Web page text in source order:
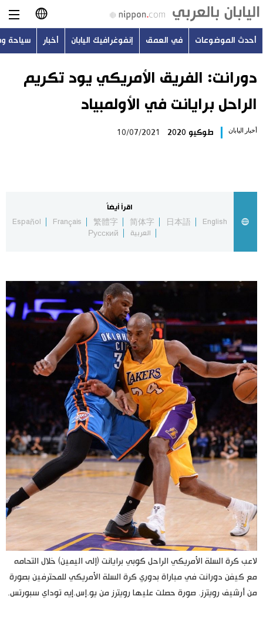
日本語
English
Русский
أحدث الموضوعات
اليابان في فيديو
مانغا وأنيمي
علوم وتكنولوجيا
الأقسام
أشخاص
سياسة
اقتصاد
مجتمع
اللغة اليابانية
موسوعة اليابان
هو وهي
المطبخ الياباني
تواصل معنا
أحدث الموضوعات في العمق إنفوغرافيك اليابان أخبار سياحة
دورانت: الفريق الأمريكي يود تكريم
الراحل برايانت في الأولمبياد
أخبار اليابان طوكيو 2020 10/07/2021
اقرأ أيضاً
English
日本語
简体字
繁體字
Français
Español
العربية
Русский
لاعب كرة السلة الأمريكي الراحل كوبي برايانت (إلى اليمين) خلال التحامه
مع كيفن دورانت في مباراة بدوري كرة السلة الأمريكي للمحترفين بصورة
من أرشيف رويترز. صورة حصلت عليها رويترز من يو.إس.إيه توداي سبورتس.